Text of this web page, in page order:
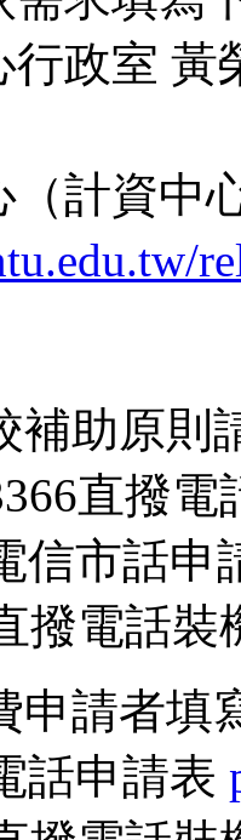
政室 黃
計資中
助原則
直撥電
市話申
電話裝
請者填
申請表